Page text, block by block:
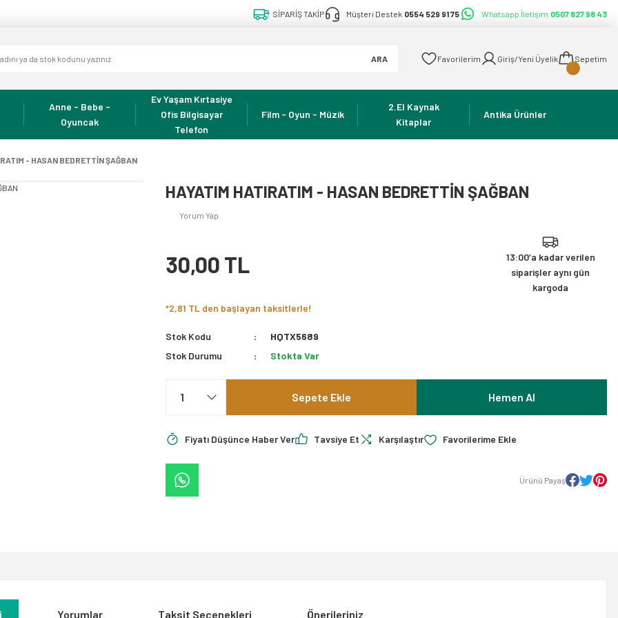
SİPARİŞ TAKİP Müşteri Destek 0554 529 91 75 Whatsapp İletişim 0507 827 98 43
ARA Favorilerim Giriş/Yeni Üyelik Sepetim
Anne - Bebe -
Oyuncak
Ev Yaşam Kırtasiye
Ofis Bilgisayar
Telefon
Film - Oyun - Müzik
2.El Kaynak
Kitaplar
Antika Ürünler
- HASAN BEDRETTİN ŞAĞBAN
HAYATIM HATIRATIM - HASAN BEDRETTİN ŞAĞBAN
Yorum Yap
30,00 TL
13:00’a kadar verilen
siparişler aynı gün
kargoda
*2,81 TL den başlayan taksitlerle!
Stok Kodu
HQTX5689
Stok Durumu
Stokta Var
Sepete Ekle Hemen Al
Fiyatı Düşünce Haber Ver Tavsiye Et Karşılaştır
Ürünü Payaş
Yorumlar Taksit Seçenekleri Önerileriniz